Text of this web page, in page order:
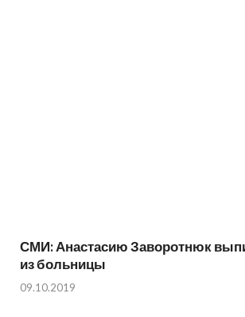
СМИ: Анастасию Заворотнюк
из больницы
09.10.2019